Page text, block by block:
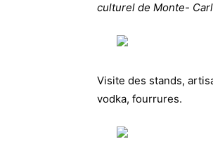
culturel de Monte-
Visite des stands,
vodka, fourrures.